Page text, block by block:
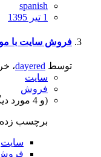
spanish
1 تیر 1395
فروش سایت با
توسط dayered،
سایت
فروش
(و 4 مورد دیگر)
برچسب زده
سایت